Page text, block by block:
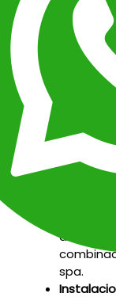
Los retiros de
instalaciones
bienestar
técnicas
vitalidad en
majestuosos.
Baños
energiza
spa.